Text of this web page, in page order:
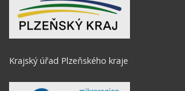
Krajský úřad Plzeňského kraje